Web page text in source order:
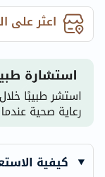
اعثر على
كيفية